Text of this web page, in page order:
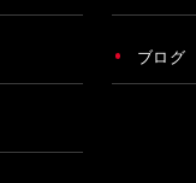
ブログ